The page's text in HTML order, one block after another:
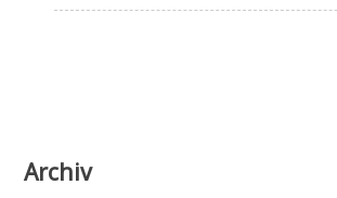
Archiv